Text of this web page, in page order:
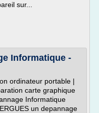
sur...
Informatique -
ordinateur portable |
carte graphique
Informatique
un depannage